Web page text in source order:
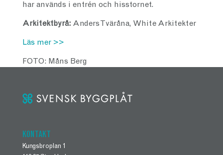
har används i entrén och hisstornet.
Arkitektbyrå: Anders Tväråna, White Arkitekter
Läs mer >>
FOTO: Måns Berg
KONTAKT
Kungsbroplan 1